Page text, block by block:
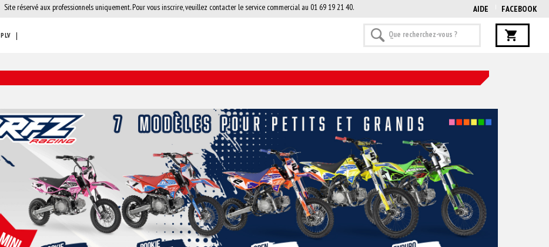
AIDE FACEBOOK
Site réservé aux professionnels uniquement. Pour vous inscrire, veuillez contacter le service commercial au 01 69 19 21 40.
PLV